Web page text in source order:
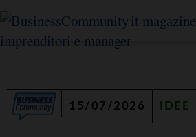
15/07/2026 IDEE